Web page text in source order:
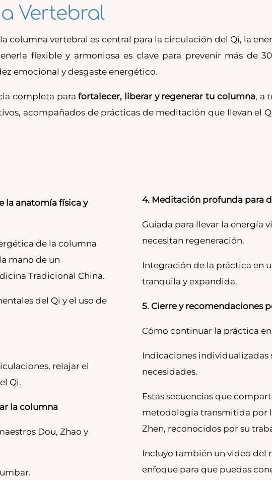
Vertebral
columna vertebral es central para la circulación del Qi, la
flexible y armoniosa es clave para prevenir más de
emocional y desgaste energético.
completa parafortalecer, liberar y regenerar tu columna, a
acompañados de prácticas de meditación que llevan el
la anatomía física y
de la columna
mano de un
Tradicional China.
del Qi y el uso de
relajar el
Qi.
la columna
Dou, Zhao y
4. Meditación profunda para
Guiada para llevar la energía
necesitan regeneración.
Integración de la práctica en
tranquila y expandida.
5. Cierre y recomendaciones
Cómo continuar la práctica en
Indicaciones
necesidades.
Estas secuencias que
metodología transmitida por
Zhen, reconocidos por su
Incluyo también un video del
enfoque para que puedas